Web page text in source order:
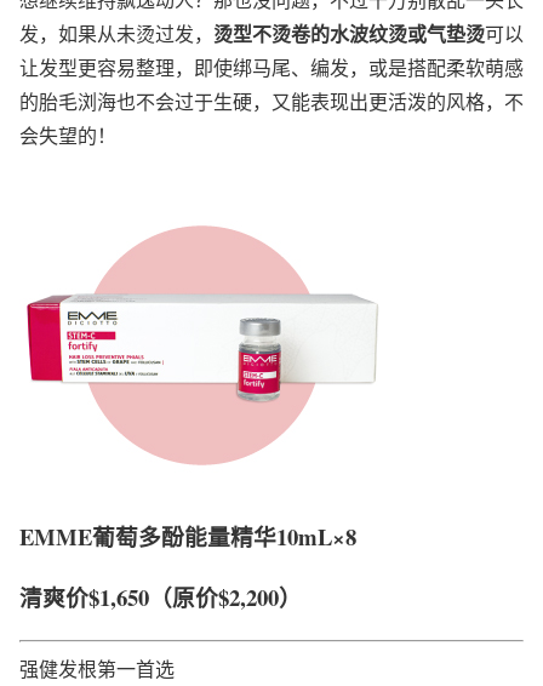
发，如果从未烫过发， 烫型不烫卷的水波纹烫或气垫烫可以
让发型更容易整理，即使绑马尾、编发，或是搭配柔软萌感
的胎毛浏海也不会过于生硬，又能表现出更活泼的风格，不
会失望的！
EMME葡萄多酚能量精华10mL×8
清爽价$1,650 （原价$2,200）
强健发根第一首选